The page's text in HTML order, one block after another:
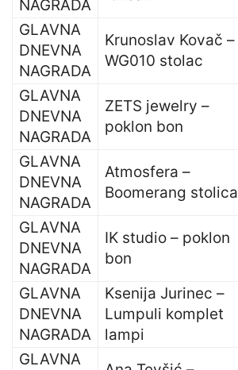
NAGRADA
GLAVNA
DNEVNA
NAGRADA
Krunoslav Kovač –
WG010 stolac
GLAVNA
DNEVNA
NAGRADA
ZETS jewelry –
poklon bon
GLAVNA
DNEVNA
NAGRADA
Atmosfera –
Boomerang stolica
GLAVNA
DNEVNA
NAGRADA
IK studio – poklon
bon
GLAVNA
DNEVNA
NAGRADA
Ksenija Jurinec –
Lumpuli komplet
lampi
GLAVNA